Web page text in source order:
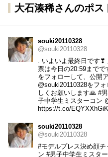
大石湊稀さんのポス
souki20110328
@souki20110328
. いよいよ最終日です❣
票は今日の20:59までで
をフォローして、公開
@souki20110328をフ
しくお願いします🙏 #
子中学生ミスターコン
https://t.co/
souki20110328
@souki20110328
#モデルプレス決め顔チ
ン #男子中学生ミスタ